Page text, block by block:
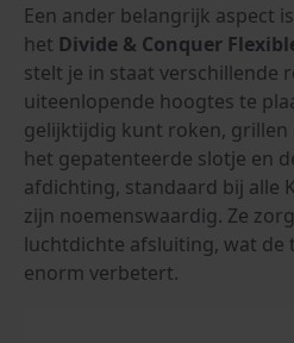
Een ander belangrijk aspect
het Divide & Conquer
stelt je in staat verschillende
uiteenlopende hoogtes te
gelijktijdig kunt roken, grillen
het gepatenteerde slotje en
afdichting, standaard bij alle
zijn noemenswaardig. Ze
luchtdichte afsluiting, wat
enorm verbetert.